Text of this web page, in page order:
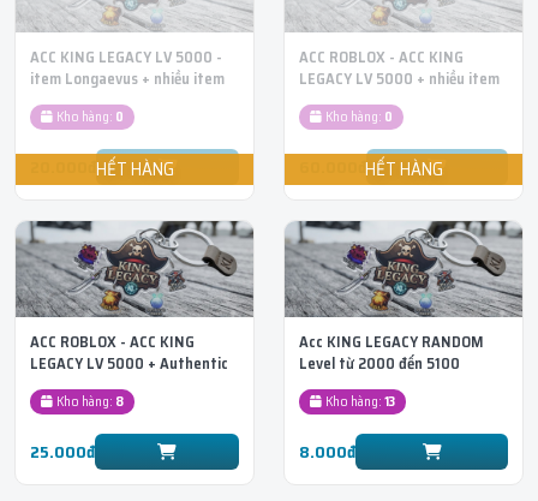
ACC KING LEGACY LV 5000 -
item Longaevus + nhiều item
đỏ khác
Kho hàng: 0
ACC ROBLOX - ACC KING
LEGACY LV 5000 + nhiều item
đỏ khác + TRÁI BỘT RƯƠNG
Kho hàng: 0
60.000đ
ACC ROBLOX - ACC KING
LEGACY LV 5000 + Authentic
Triple Katana Sword
Kho hàng: 8
25.000đ
Acc KING LEGACY RANDOM
Level từ 2000 đến 5100
Kho hàng:13
8.000đ